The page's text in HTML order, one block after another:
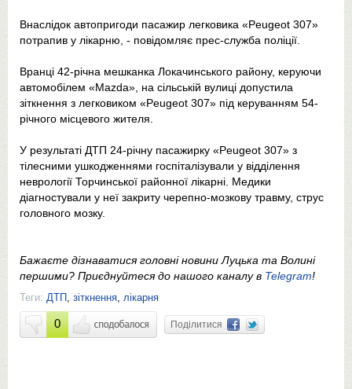
Внаслідок автопригоди пасажир легковика «Peugeot 307»
потрапив у лікарню, - повідомляє прес-служба поліції.
Вранці 42-річна мешканка Локачинського району, керуючи
автомобілем «Mazda», на сільській вулиці допустила
зіткнення з легковиком «Peugeot 307» під керуванням 54-
річного місцевого жителя.
У результаті ДТП 24-річну пасажирку «Peugeot 307» з
тілесними ушкодженнями госпіталізували у відділення
неврології Торчинської районної лікарні. Медики
діагностували у неї закриту черепно-мозкову травму, струс
головного мозку.
Бажаєте дізнаватися головні новини Луцька та Волині
першими? Приєднуйтеся до нашого каналу в Telegram!
Теги: ДТП , зіткнення, лікарня
0 Поділитися